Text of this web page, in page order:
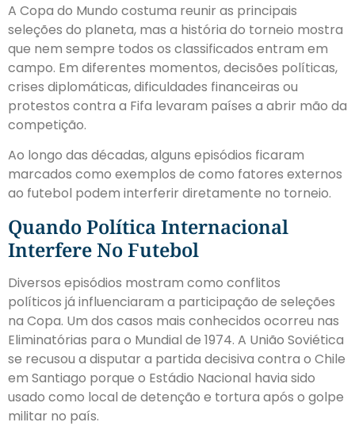
A Copa do Mundo costuma reunir as principais
seleções do planeta, mas a história do torneio mostra
que nem sempre todos os classificados entram em
campo. Em diferentes momentos, decisões políticas,
crises diplomáticas, dificuldades financeiras ou
protestos contra a Fifa levaram países a abrir mão da
competição.
Ao longo das décadas, alguns episódios ficaram
marcados como exemplos de como fatores externos
ao futebol podem interferir diretamente no torneio.
Quando Política Internacional
Interfere No Futebol
Diversos episódios mostram como conflitos
políticos já influenciaram a participação de seleções
na Copa. Um dos casos mais conhecidos ocorreu nas
Eliminatórias para o Mundial de 1974. A União Soviética
se recusou a disputar a partida decisiva contra o Chile
em Santiago porque o Estádio Nacional havia sido
usado como local de detenção e tortura após o golpe
militar no país.